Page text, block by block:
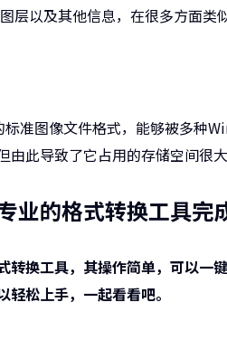
以及其他信息，在很多方面类
准图像文件格式，能够被多种
此导致了它占用的存储空间很
业的格式转换工具完
转换工具，其操作简单，可以一
松上手，一起看看吧。